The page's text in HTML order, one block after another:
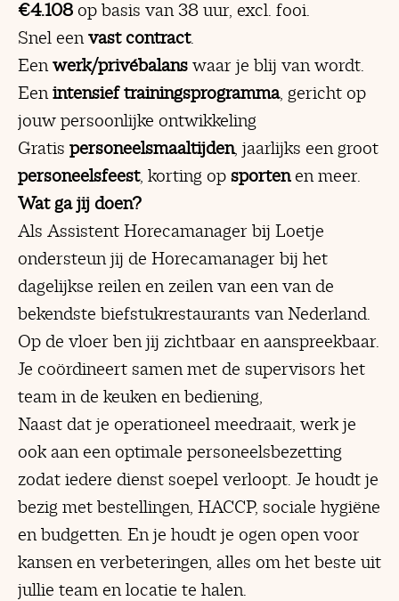
€4.108 op basis van 38 uur, excl. fooi.
Snel eenvast contract.
Eenwerk/privébalans waar je blij van wordt.
Eenintensief trainingsprogramma, gericht op
jouw persoonlijke ontwikkeling
Gratis personeelsmaaltijden, jaarlijks een groot
personeelsfeest, korting op sportenen meer.
Wat ga jij doen?
Als Assistent Horecamanager bij Loetje
ondersteun jij de Horecamanager bij het
dagelijkse reilen en zeilen van een van de
bekendste biefstukrestaurants van Nederland.
Op de vloer ben jij zichtbaar en aanspreekbaar.
Je coördineert samen met de supervisors het
team in de keuken en bediening,
Naast dat je operationeel meedraait, werk je
ook aan een optimale personeelsbezetting
zodat iedere dienst soepel verloopt. Je houdt je
bezig met bestellingen, HACCP, sociale hygiëne
en budgetten. En je houdt je ogen open voor
kansen en verbeteringen, alles om het beste uit
jullie team en locatie te halen.